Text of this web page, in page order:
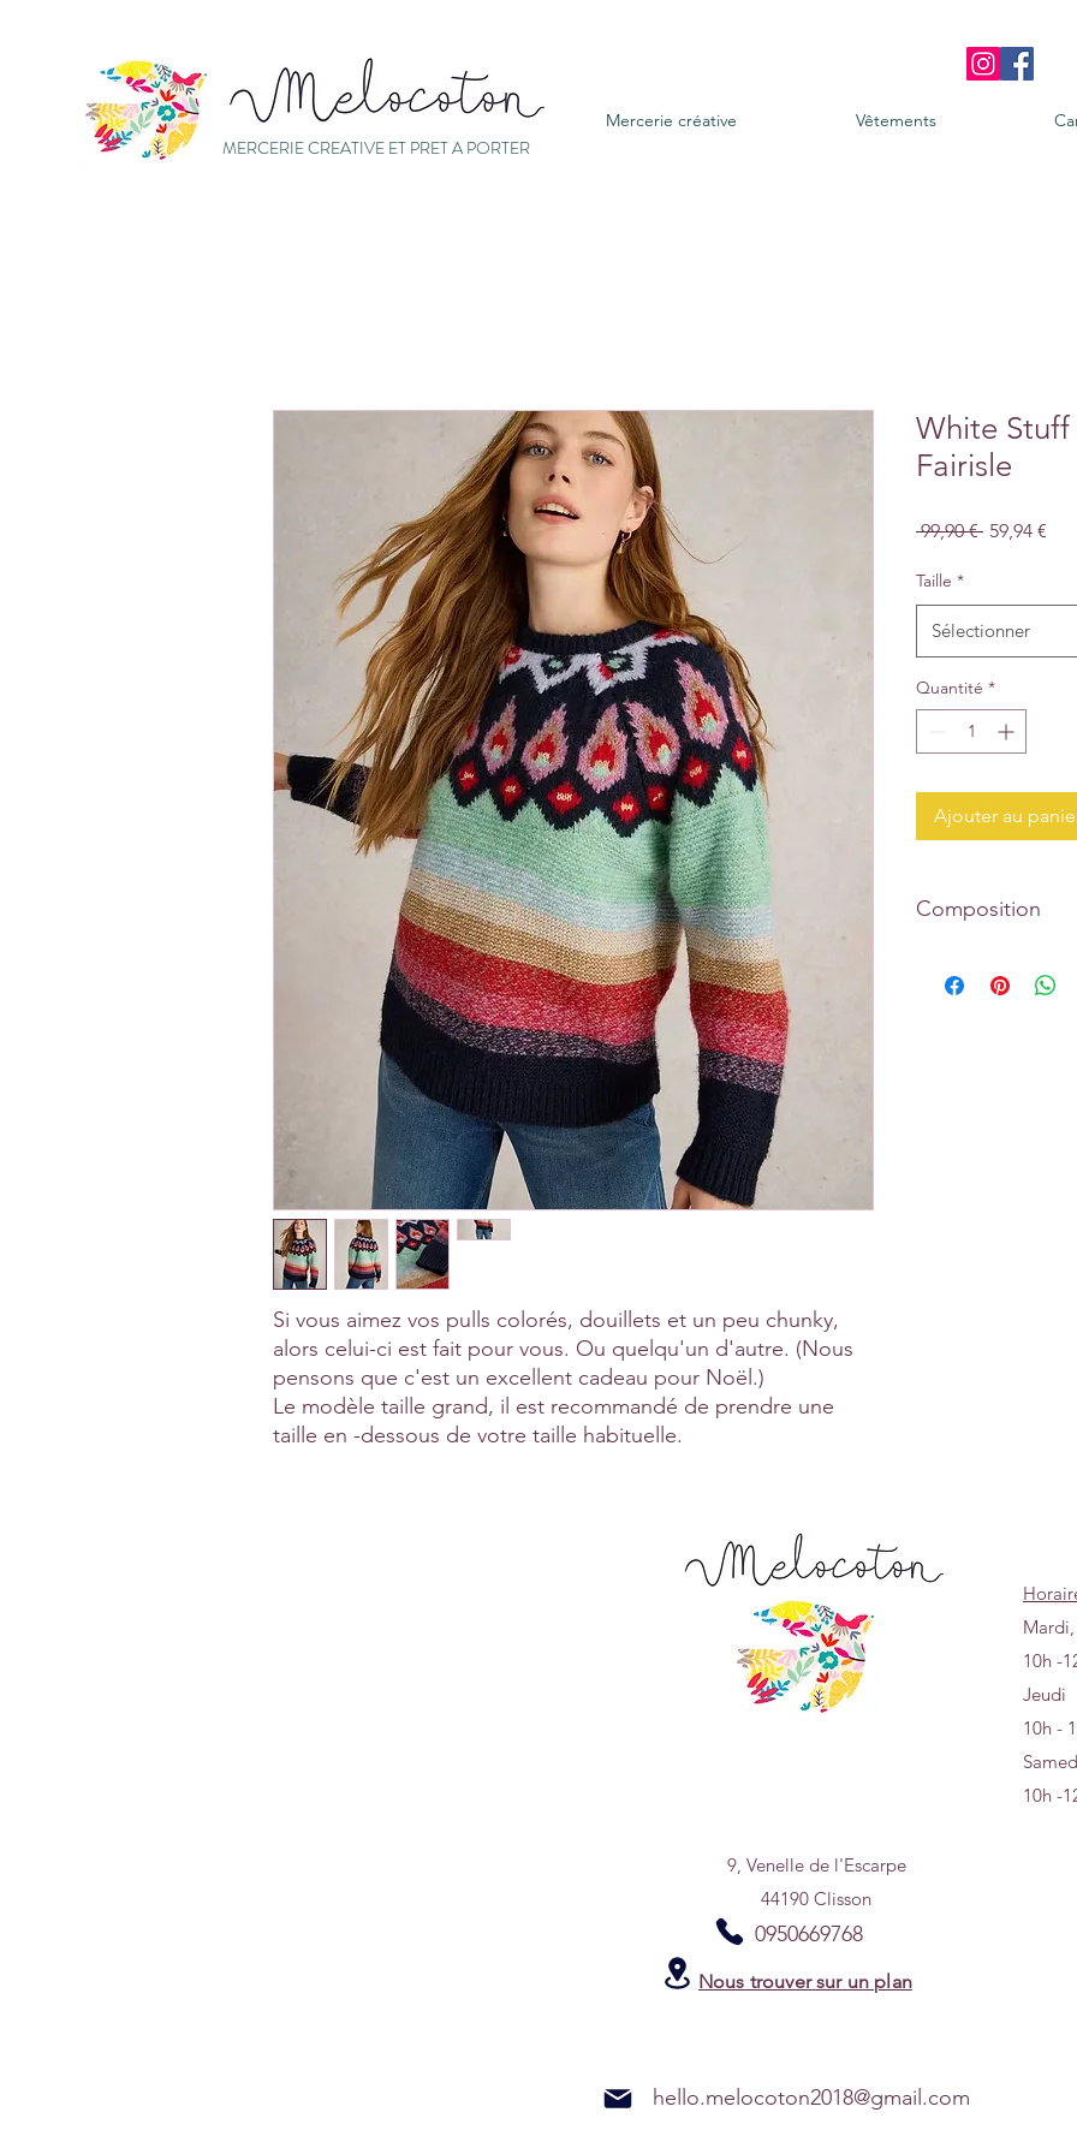
Mercerie créative Vêtements
MERCERIE CREATIVE ET PRET A PORTER
Si vous aimez vos pulls colorés, douillets et un peu chunky,
alors celui-ci est fait pour vous. Ou quelqu'un d'autre. (Nous
pensons que c'est un excellent cadeau pour Noël.)
Le modèle taille grand, il est recommandé de prendre une
taille en -dessous de votre taille habituelle.
White Stuff
Fairisle
99,90 € Prix
59,94 €
Taille *
Sélectionner
Quantité *
Ajouter au
Composition
8% LAINE 8% FIBRE
10h -
Jeudi
10h -
10h -
9, Venelle de l'Escarpe
44190 Clisson
0950669768
Nous trouver sur un plan
hello.melocoton2018@gmail.com